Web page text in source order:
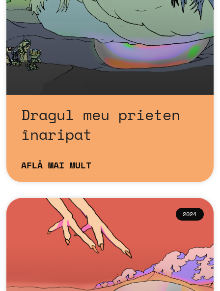
Dragul meu prieten
înaripat
AFLĂ MAI MULT
2024